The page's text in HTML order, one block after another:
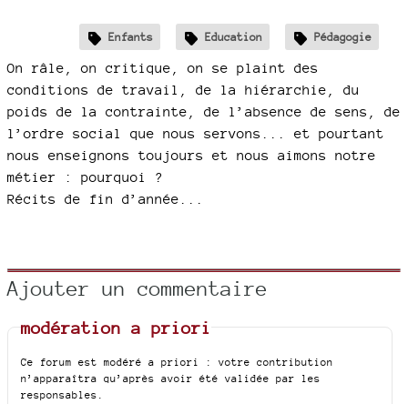
Enfants Education Pédagogie
On râle, on critique, on se plaint des
conditions de travail, de la hiérarchie, du
poids de la contrainte, de l’absence de sens, de
l’ordre social que nous servons... et pourtant
nous enseignons toujours et nous aimons notre
métier : pourquoi ?
Récits de fin d’année...
Ajouter un commentaire
modération a priori
Ce forum est modéré a priori : votre contribution
n’apparaîtra qu’après avoir été validée par les
responsables.